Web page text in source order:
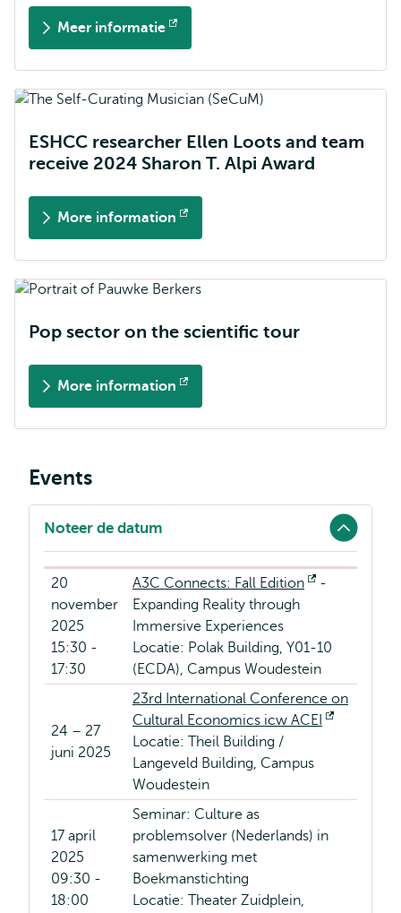
Meer informatie
Opent
ESHCC researcher Ellen Loots and team
receive 2024 Sharon T. Alpi Award
More information
Opent
Pop sector on the scientific tour
More information
Opent
Events
Noteer de datum
20
november
2025
15:30 -
17:30
A3C Connects: Fall Edition
Opent
-
Expanding Reality through
Immersive Experiences
Locatie: Polak Building, Y01-10
(ECDA), Campus Woudestein
24 – 27
juni 2025
23rd International Conference on
Cultural Economics icw ACEI
Locatie: Theil Building /
Langeveld Building, Campus
Woudestein
17 april
2025
09:30 -
18:00
Seminar: Culture as
problemsolver (Nederlands) in
samenwerking met
Boekmanstichting
Locatie: Theater Zuidplein,